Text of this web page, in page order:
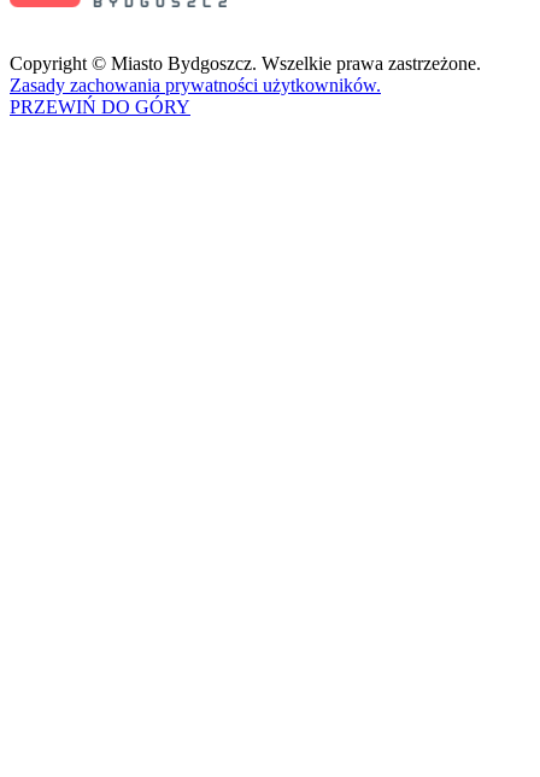
Copyright © Miasto Bydgoszcz. Wszelkie prawa zastrzeżone.
Zasady zachowania prywatności użytkowników.
PRZEWIŃ DO GÓRY